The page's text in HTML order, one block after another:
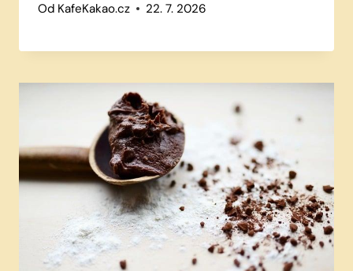
Od KafeKakao.cz 22. 7. 2026